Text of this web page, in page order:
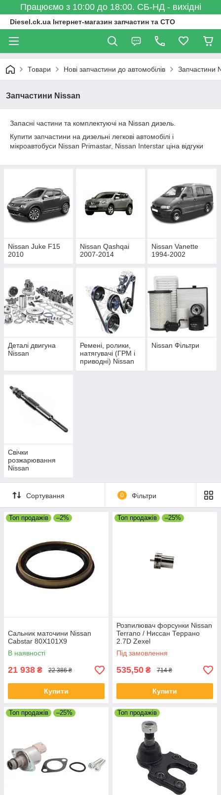
Працюємо з 10:00 до 18:00. СБ-НД - вихідні
Diesel.ck.ua Інтернет-магазин запчастин та СТО
Товари Нові запчастини до автомобілів Запчастини
Запчастини Nissan
Запасні частини та комплектуючі на Nissan дизель.
Купити запчастини на дизельні легкові автомобілі і
мікроавтобуси Nissan Primastar, Nissan Interstar ціна відгуки
Nissan Juke F15
2010
Nissan Qashqai
2007-2014
Nissan Vanette
1994-2002
Деталі двигуна
Nissan
Ремені, ролики,
натягувачі (ГРМ і
приводні) Nissan
Nissan Фільтри
Свічки
розжарювання
Nissan
Сортування 0 Фільтри
Топ продажів –2%
Сальник маточини Nissan
Cabstar 80X101X9
В наявності
21 938 ₴ 22 386 ₴
Купити
Топ продажів –25%
Розпилювач форсунки Nissan
Terrano / Ниссан Террано
2.7D Zexel
Під замовлення
535,50 ₴ 714 ₴
Купити
Топ продажів –25% Топ продажів